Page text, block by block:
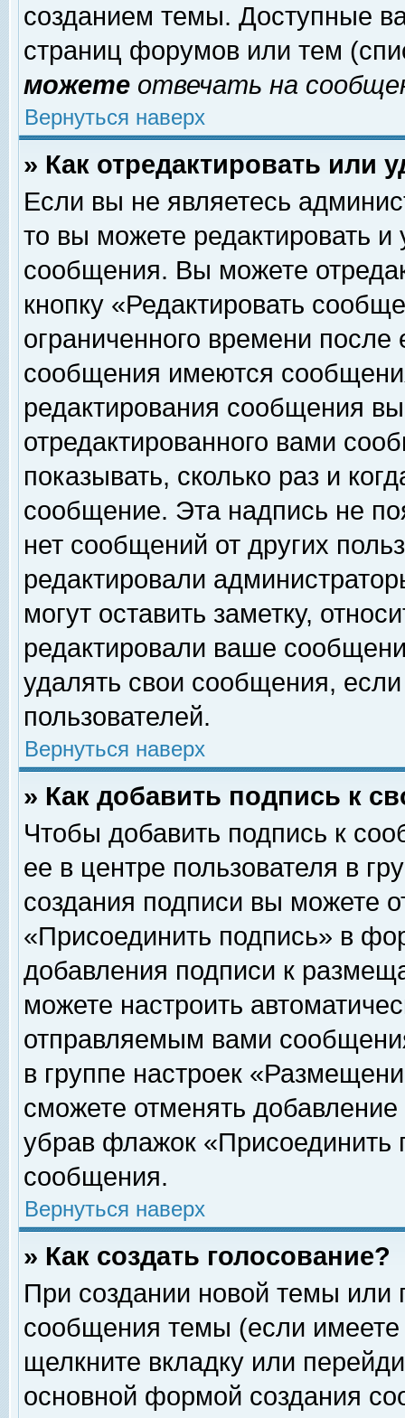
созданием темы. Доступные
страниц форумов или тем
можете отвечать на
Вернуться наверх
» Как отредактировать или
Если вы не являетесь
то вы можете редактировать и
сообщения. Вы можете
кнопку «Редактировать
ограниченного времени
сообщения имеются
редактирования сообщения
отредактированного вами
показывать, сколько раз и
сообщение. Эта надпись не
нет сообщений от других
редактировали
могут оставить заметку,
редактировали ваше
удалять свои сообщения,
пользователей.
Вернуться наверх
» Как добавить подпись к
Чтобы добавить подпись к
ее в центре пользователя в
создания подписи вы можете
«Присоединить подпись» в
добавления подписи к
можете настроить
отправляемым вами
в группе настроек
сможете отменять
убрав флажок «Присоединить
сообщения.
Вернуться наверх
» Как создать голосование?
При создании новой темы или
сообщения темы (если
щелкните вкладку или
основной формой создания